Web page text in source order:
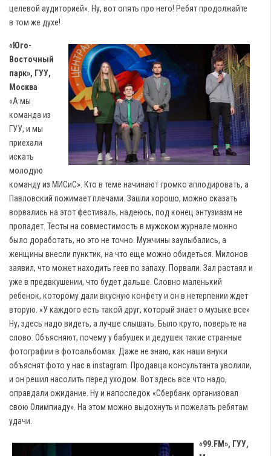
целевой аудиторией». Ну, вот опять про него! Ребят продолжайте
в том же духе!
«Юго-
Восточный
парк», ГУУ,
Москва
«А мы
команда из
ГУУ, и мы
приехали
искать
молодую
команду из МИСиС». Кто в теме начинают громко аплодировать, а
Павловский пожимает плечами. Зашли хорошо, можно сказать
ворвались на этот фестиваль, надеюсь, под конец энтузиазм не
пропадет. Тесты на совместимость в мужском журнале можно
было доработать, но это не точно. Мужчины заулыбались, а
женщины внесли пунктик, на что еще можно обидеться. Милонов
заявил, что может находить геев по запаху. Порвали. Зал растаял и
уже в предвкушении, что будет дальше. Словно маленький
ребенок, которому дали вкусную конфету и он в нетерпении ждет
вторую. «У каждого есть такой друг, который знает о музыке все»
Ну, здесь надо видеть, а лучше слышать. Было круто, поверьте на
слово. Объясняют, почему у бабушек и дедушек такие странные
фотографии в фотоальбомах. Даже не знаю, как наши внуки
объяснят фото у нас в instagram. Продавца консультанта уволили,
и он решил насолить перед уходом. Вот здесь все что надо,
оправдали ожидание. Ну и напоследок «Сбербанк организовал
свою Олимпиаду». На этом можно выдохнуть и пожелать ребятам
удачи.
«99.FM», ГУУ,